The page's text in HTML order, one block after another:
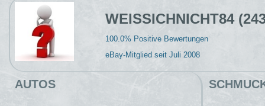
WEISSICHNICHT84
100.0% Positive Bewertungen
eBay-Mitglied seit Juli 2008
AUTOS